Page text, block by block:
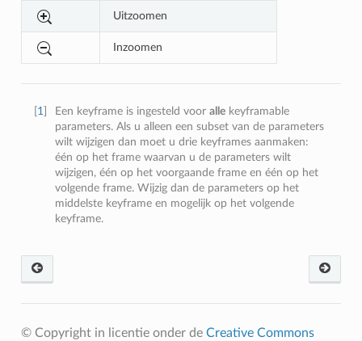
Uitzoomen
Inzoomen
1] Een keyframe is ingesteld vooralle keyframable
parameters. Als u alleen een subset van de parameters
wilt wijzigen dan moet u drie keyframes aanmaken:
één op het frame waarvan u de parameters wilt
wijzigen, één op het voorgaande frame en één op het
volgende frame. Wijzig dan de parameters op het
middelste keyframe en mogelijk op het volgende
keyframe.
© Copyright in licentie onder de Creative Commons